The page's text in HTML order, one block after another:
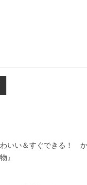
わいい＆すぐできる！
』